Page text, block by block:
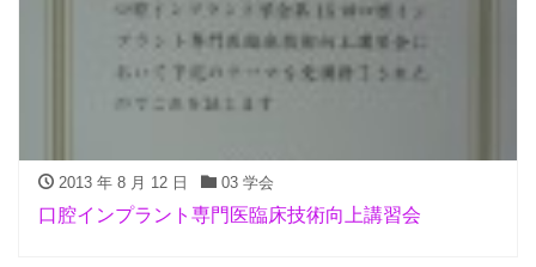
2013 年 8 月 12 日 03 学会
口腔インプラント専門医臨床技術向上講習会